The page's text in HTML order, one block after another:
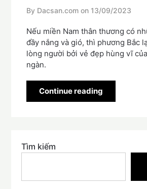
By Dacsan.com on 13/09/2023
Nếu miền Nam thân thương có
đầy nắng và gió, thì phương Bắc
lòng người bởi vẻ đẹp hùng vĩ
ngàn.
Continue reading
Tìm kiếm